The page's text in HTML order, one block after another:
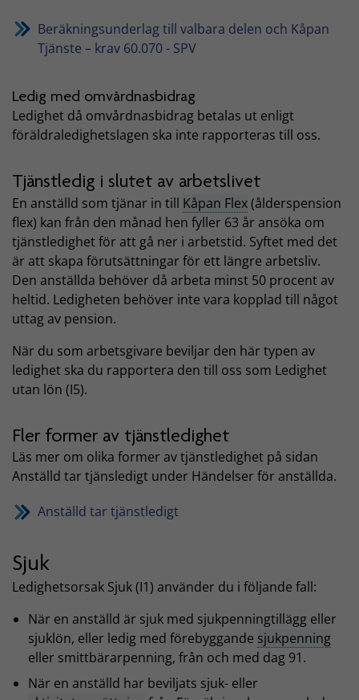
Beräkningsunderlag till valbara delen och Kåpan
Tjänste – krav 60.070 - SPV
Ledig med omvårdnasbidrag
Ledighet då omvårdnasbidrag betalas ut enligt
föräldraledighetslagen ska inte rapporteras till oss.
Tjänstledig i slutet av arbetslivet
En anställd som tjänar in till Kåpan Flex(ålderspension
flex) kan från den månad hen fyller 63 år ansöka om
tjänstledighet för att gå ner i arbetstid. Syftet med det
är att skapa förutsättningar för ett längre arbetsliv.
Den anställda behöver då arbeta minst 50 procent av
heltid. Ledigheten behöver inte vara kopplad till något
uttag av pension.
När du som arbetsgivare beviljar den här typen av
ledighet ska du rapportera den till oss som Ledighet
utan lön (I5).
Fler former av tjänstledighet
Läs mer om olika former av tjänstledighet på sidan
Anställd tar tjänsledigt under Händelser för anställda.
Anställd tar tjänstledigt
Sjuk
Ledighetsorsak Sjuk (I1) använder du i följande fall:
När en anställd är sjuk med sjukpenningtillägg eller
sjuklön, eller ledig med förebyggande sjukpenning
eller smittbärarpenning, från och med dag 91.
När en anställd har beviljats sjuk- eller